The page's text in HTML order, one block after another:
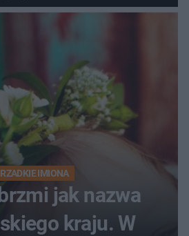
RZADKIE IMIONA
jak nazwa
kraju. W